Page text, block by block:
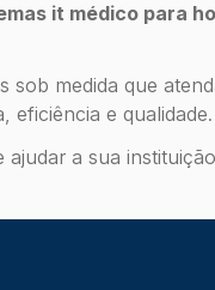
it médico para
medida que
eficiência e qualidade.
a sua